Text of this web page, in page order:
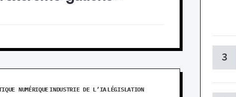
NUMÉRIQUE INDUSTRIE DE L’IA LÉGISLATION